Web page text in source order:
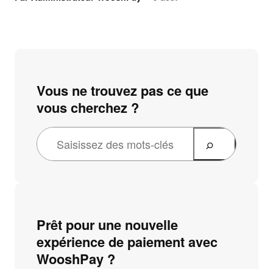
Vous ne trouvez pas ce que
vous cherchez ?
Prêt pour une nouvelle
expérience de paiement avec
WooshPay ?